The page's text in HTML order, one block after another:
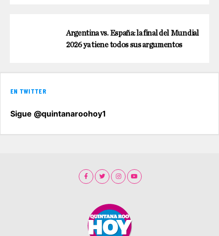
Argentina vs. España: la final del Mundial
2026 ya tiene todos sus argumentos
EN TWITTER
Sigue @quintanaroohoy1